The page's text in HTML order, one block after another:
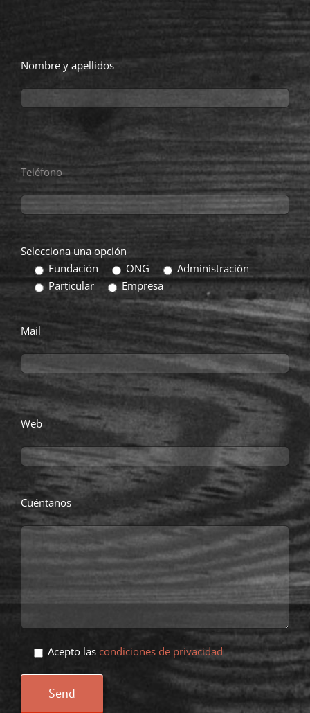
Nombre y apellidos
Teléfono
Selecciona una opción
Fundación
ONG
Administración
Particular
Empresa
Mail
Web
Cuéntanos
Acepto las condiciones de privacidad